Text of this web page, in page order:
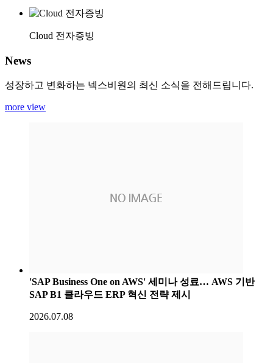
Cloud 전자증빙
News
성장하고 변화하는 넥스비원의 최신 소식을 전해드립니다.
more view
'SAP Business One on AWS' 세미나 성료… AWS 기반
SAP B1 클라우드 ERP 혁신 전략 제시
2026.07.08